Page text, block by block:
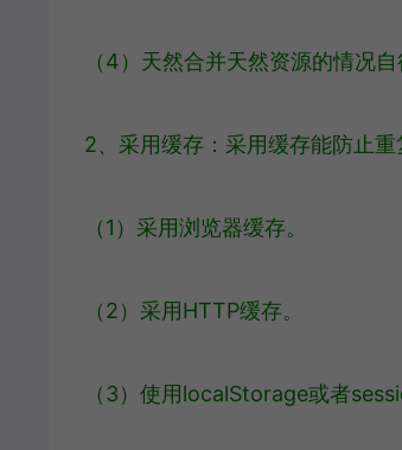
（4）天然合并天然资源的情况
2、采用缓存：采用缓存能防止
（1）采用浏览器缓存。
（2）采用HTTP缓存。
（3）使用localStorage或者